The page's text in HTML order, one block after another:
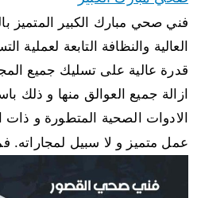
فني صحي مبارك الكبير المتميز
العالية والنظافة التابعة لعملية
قدرة عالية على تسليك جميع
ازالة جميع العوالق منها و ذلك
الادوات الصحية المتطورة و ذات
عمل متميز و لا سبيل لمجاراته.